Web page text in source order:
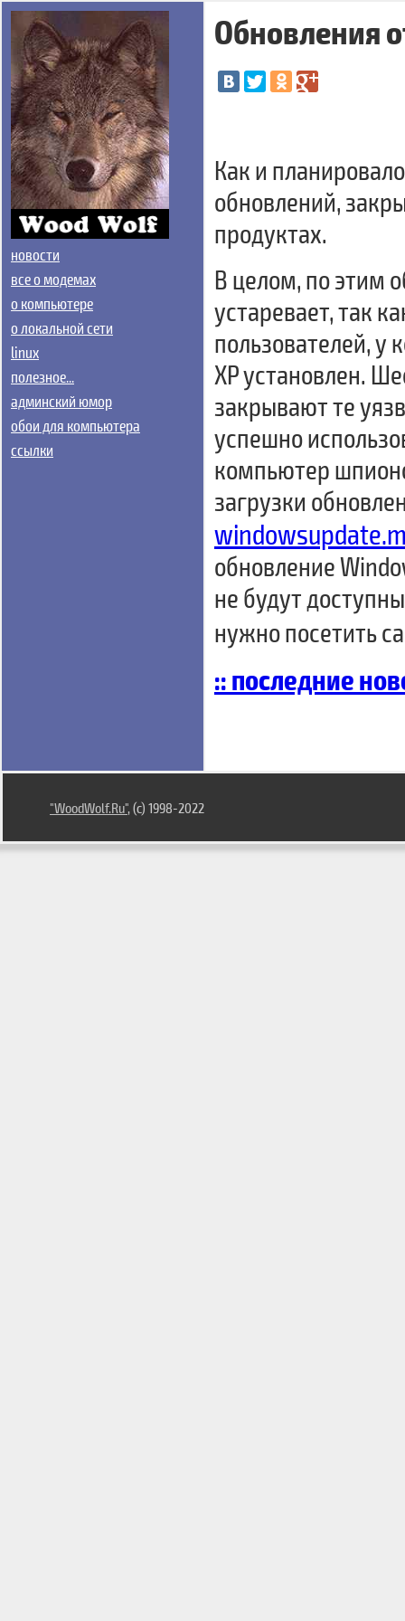
новости
все о модемах
о компьютере
о локальной сети
linux
полезное...
админский юмор
обои для компьютера
ссылки
Обновления
Как и
обновлений,
продуктах.
В целом, по этим
устаревает, так
пользователей, у
XP установлен.
закрывают те
успешно
компьютер
загрузки
обновление
не будут
нужно посетить
:: последние
"WoodWolf.Ru", (c) 1998-2022